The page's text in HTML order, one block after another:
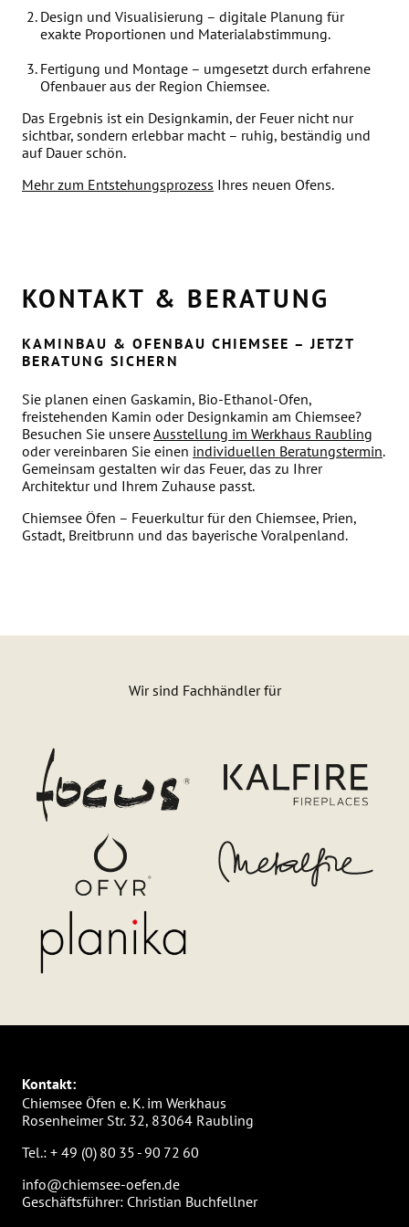
Design und Visualisierung – digitale Planung für
exakte Proportionen und Materialabstimmung.
Fertigung und Montage – umgesetzt durch erfahrene
Ofenbauer aus der Region Chiemsee.
Das Ergebnis ist ein Designkamin, der Feuer nicht nur
sichtbar, sondern erlebbar macht – ruhig, beständig und
auf Dauer schön.
Mehr zum Entstehungsprozess Ihres neuen Ofens.
KONTAKT & BERATUNG
KAMINBAU & OFENBAU CHIEMSEE – JETZT
BERATUNG SICHERN
Sie planen einen Gaskamin, Bio-Ethanol-Ofen,
freistehenden Kamin oder Designkamin am Chiemsee?
Besuchen Sie unsereAusstellung im Werkhaus Raubling
oder vereinbaren Sie einen individuellen Beratungstermin.
Gemeinsam gestalten wir das Feuer, das zu Ihrer
Architektur und Ihrem Zuhause passt.
Chiemsee Öfen – Feuerkultur für den Chiemsee, Prien,
Gstadt, Breitbrunn und das bayerische Voralpenland.
Wir sind Fachhändler für
Kontakt:
Chiemsee Öfen e. K. im Werkhaus
Rosenheimer Str. 32, 83064 Raubling
Tel.: + 49 (0) 80 35 - 90 72 60
info@chiemsee-oefen.de
Geschäftsführer: Christian Buchfellner